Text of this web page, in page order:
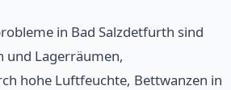
in Bad Salzdetfurth sind
und Lagerräumen,
hohe Luftfeuchte, Bettwanzen in